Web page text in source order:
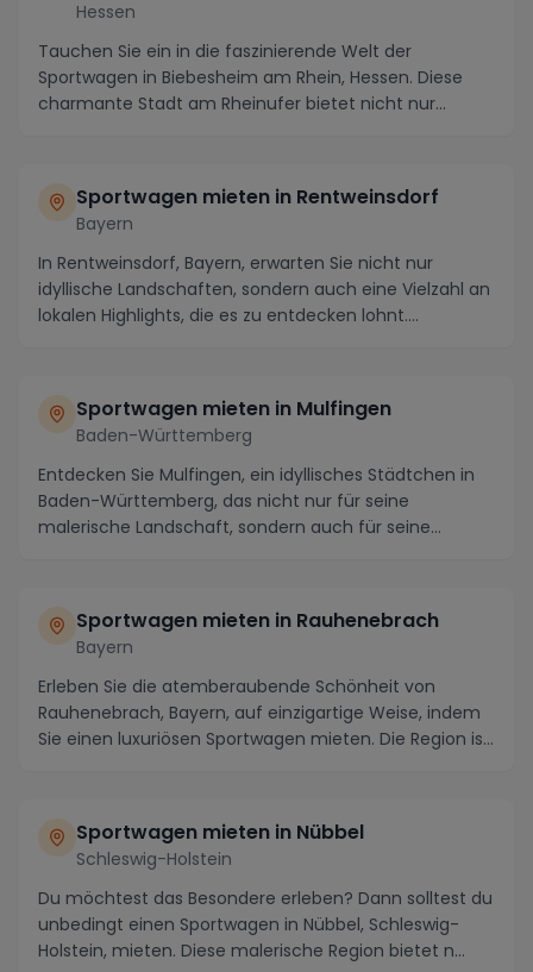
Hessen
Tauchen Sie ein in die faszinierende Welt der
Sportwagen in Biebesheim am Rhein, Hessen. Diese
charmante Stadt am Rheinufer bietet nicht nur
Sportwagen mieten in Rentweinsdorf
Bayern
In Rentweinsdorf, Bayern, erwarten Sie nicht nur
idyllische Landschaften, sondern auch eine Vielzahl an
lokalen Highlights, die es zu entdecken lohnt....
Sportwagen mieten in Mulfingen
Baden-Württemberg
Entdecken Sie Mulfingen, ein idyllisches Städtchen in
Baden-Württemberg, das nicht nur für seine
malerische Landschaft, sondern auch für seine
Sportwagen mieten in Rauhenebrach
Bayern
Erleben Sie die atemberaubende Schönheit von
Rauhenebrach, Bayern, auf einzigartige Weise, indem
Sie einen luxuriösen Sportwagen mieten. Die Region is...
Sportwagen mieten in Nübbel
Schleswig-Holstein
Du möchtest das Besondere erleben? Dann solltest du
unbedingt einen Sportwagen in Nübbel, Schleswig-
Holstein, mieten. Diese malerische Region bietet n...